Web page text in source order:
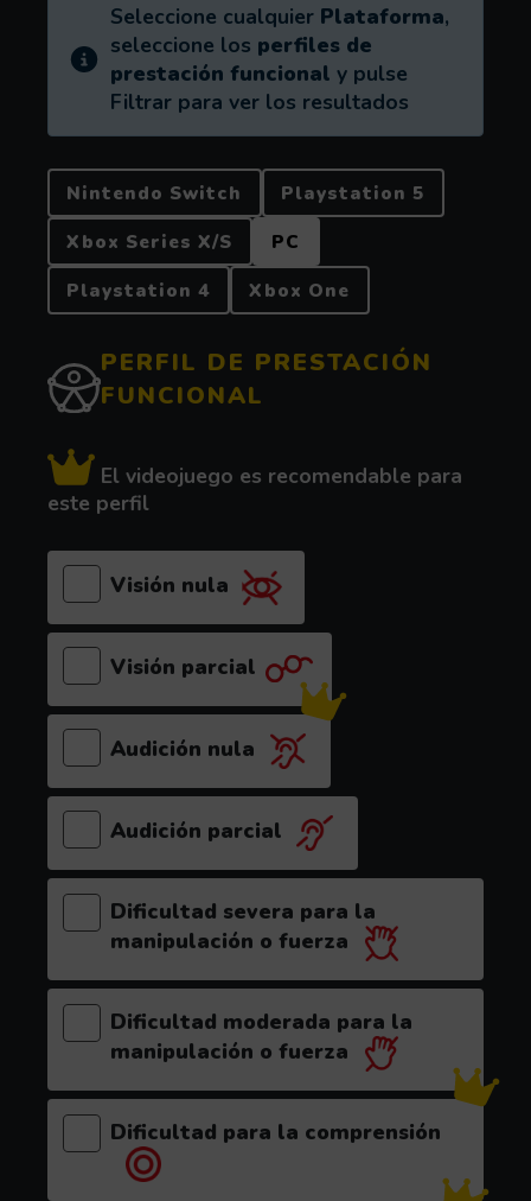
Información:
Seleccione cualquier Plataforma,
seleccione los perfiles de
prestación funcional y pulse
Filtrar para ver los resultados
PLATAFORMA
Nintendo Switch
Playstation 5
Xbox Series X/S
PC
Playstation 4
Xbox One
PERFIL DE PRESTACIÓN
FUNCIONAL
El videojuego es recomendable para
este perfil
Visión nula
Visión parcial
Audición nula
(el videojuego es recomendable para
Audición parcial
Dificultad severa para la
manipulación o fuerza
Dificultad moderada para la
manipulación o fuerza
Dificultad para la comprensión